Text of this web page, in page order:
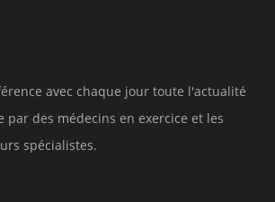
avec chaque jour toute l'actualité
par des médecins en exercice et les
spécialistes.